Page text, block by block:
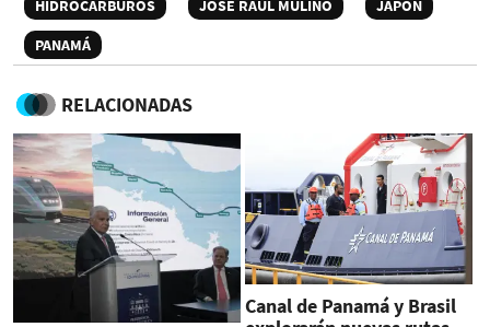
HIDROCARBUROS
JOSÉ RAÚL MULINO
JAPÓN
PANAMÁ
RELACIONADAS
Canal de Panamá y Brasil